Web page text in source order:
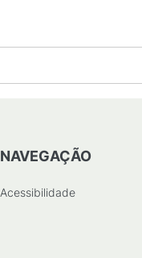
NAVEGAÇÃO
Acessibilidade